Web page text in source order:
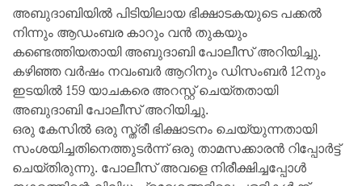
അബുദാബിയിൽ പിടിയിലായ ഭിക്ഷാടകയുടെ പക്കൽ
നിന്നും ആഡംബര കാറും വൻ തുകയും
കണ്ടെത്തിയതായി അബുദാബി പോലീസ് അറിയിച്ചു.
കഴിഞ്ഞ വർഷം നവംബർ ആറിനും ഡിസംബർ 12നും
ഇടയിൽ 159 യാചകരെ അറസ്റ്റ് ചെയ്തതായി
അബുദാബി പോലീസ് അറിയിച്ചു.
ഒരു കേസിൽ ഒരു സ്ത്രീ ഭിക്ഷാടനം ചെയ്യുന്നതായി
സംശയിച്ചതിനെത്തുടർന്ന് ഒരു താമസക്കാരൻ റിപ്പോർട്ട്
ചെയ്തിരുന്നു. പോലീസ് അവളെ നിരീക്ഷിച്ചപ്പോൾ